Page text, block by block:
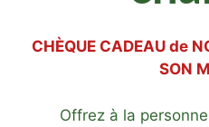
CHÈQUE CADEAU de
SON
Offrez à la